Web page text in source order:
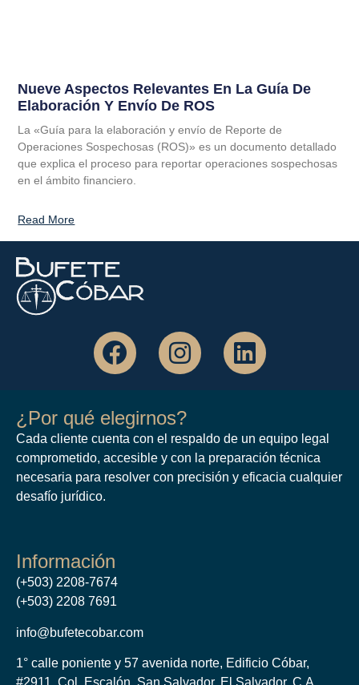
Nueve Aspectos Relevantes En La Guía De
Elaboración Y Envío De ROS
La «Guía para la elaboración y envío de Reporte de
Operaciones Sospechosas (ROS)» es un documento detallado
que explica el proceso para reportar operaciones sospechosas
en el ámbito financiero.
Read More
¿Por qué elegirnos?
Cada cliente cuenta con el respaldo de un equipo legal
comprometido, accesible y con la preparación técnica
necesaria para resolver con precisión y eficacia cualquier
desafío jurídico.
Información
(+503) 2208-7674
(+503) 2208 7691
info@bufetecobar.com
1° calle poniente y 57 avenida norte, Edificio Cóbar,